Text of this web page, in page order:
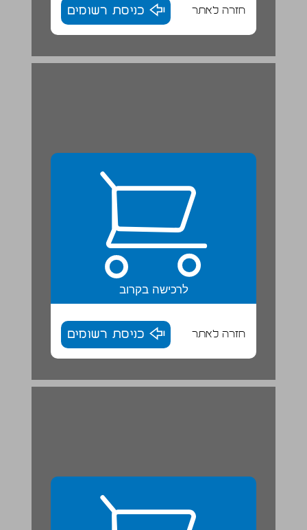
חזרה לאתר כניסת רשומים
לרכישה בקרוב
חזרה לאתר כניסת רשומים